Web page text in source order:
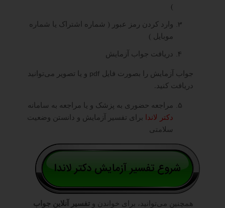
)
وارد کردن رمز عبور ( شماره اشتراک یا شماره
موبایل )
دریافت جواب آزمایش
جواب آزمایش را بصورت فایل pdf و یا تصویر می‌توانید
دریافت کنید.
مراجعه حضوری به پزشک و یا مراجعه به سامانه
دکتر لاندا برای تفسیر آزمایش و دانستن وضعیت
سلامتی
همچنین می‌توانید، برای خواندن و تفسیر آنلاین جواب